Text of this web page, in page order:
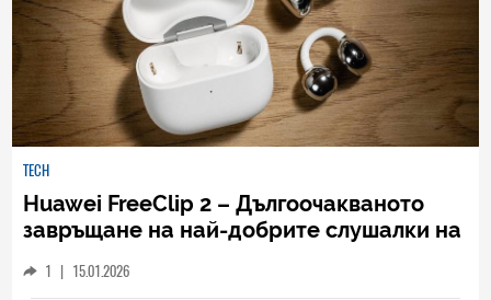
TECH
Huawei FreeClip 2 – Дългоочакваното
завръщане на най-добрите слушалки на
1 | 15.01.2026